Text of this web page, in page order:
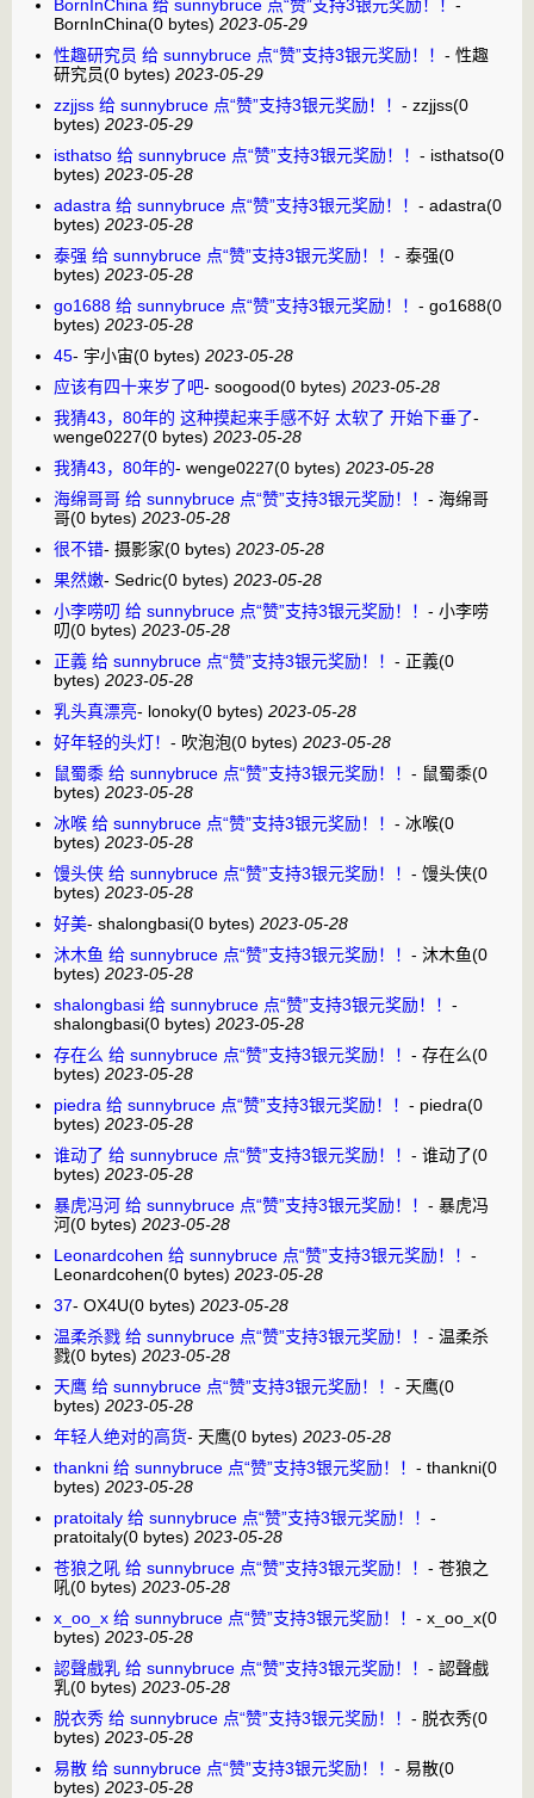
BornInChina 给 sunnybruce 点“赞”支持3银元奖励！！ -
BornInChina(0 bytes) 2023-05-29
性趣研究员 给 sunnybruce 点“赞”支持3银元奖励！！ - 性趣
研究员(0 bytes) 2023-05-29
zzjjss 给 sunnybruce 点“赞”支持3银元奖励！！ - zzjjss(0
bytes) 2023-05-29
isthatso 给 sunnybruce 点“赞”支持3银元奖励！！ - isthatso(0
bytes) 2023-05-28
adastra 给 sunnybruce 点“赞”支持3银元奖励！！ - adastra(0
bytes) 2023-05-28
泰强 给 sunnybruce 点“赞”支持3银元奖励！！ - 泰强(0
bytes) 2023-05-28
go1688 给 sunnybruce 点“赞”支持3银元奖励！！ - go1688(0
bytes) 2023-05-28
45- 宇小宙(0 bytes) 2023-05-28
应该有四十来岁了吧- soogood(0 bytes) 2023-05-28
我猜43，80年的 这种摸起来手感不好 太软了 开始下垂了-
wenge0227(0 bytes) 2023-05-28
我猜43，80年的- wenge0227(0 bytes) 2023-05-28
海绵哥哥 给 sunnybruce 点“赞”支持3银元奖励！！ - 海绵哥
哥(0 bytes) 2023-05-28
很不错- 摄影家(0 bytes) 2023-05-28
果然嫩- Sedric(0 bytes) 2023-05-28
小李唠叨 给 sunnybruce 点“赞”支持3银元奖励！！ - 小李唠
叨(0 bytes) 2023-05-28
正義 给 sunnybruce 点“赞”支持3银元奖励！！ - 正義(0
bytes) 2023-05-28
乳头真漂亮- lonoky(0 bytes) 2023-05-28
好年轻的头灯！ - 吹泡泡(0 bytes) 2023-05-28
鼠蜀黍 给 sunnybruce 点“赞”支持3银元奖励！！ - 鼠蜀黍(0
bytes) 2023-05-28
冰喉 给 sunnybruce 点“赞”支持3银元奖励！！ - 冰喉(0
bytes) 2023-05-28
馒头侠 给 sunnybruce 点“赞”支持3银元奖励！！ - 馒头侠(0
bytes) 2023-05-28
好美- shalongbasi(0 bytes) 2023-05-28
沐木鱼 给 sunnybruce 点“赞”支持3银元奖励！！ - 沐木鱼(0
bytes) 2023-05-28
shalongbasi 给 sunnybruce 点“赞”支持3银元奖励！！ -
shalongbasi(0 bytes) 2023-05-28
存在么 给 sunnybruce 点“赞”支持3银元奖励！！ - 存在么(0
bytes) 2023-05-28
piedra 给 sunnybruce 点“赞”支持3银元奖励！！ - piedra(0
bytes) 2023-05-28
谁动了 给 sunnybruce 点“赞”支持3银元奖励！！ - 谁动了(0
bytes) 2023-05-28
暴虎冯河 给 sunnybruce 点“赞”支持3银元奖励！！ - 暴虎冯
河(0 bytes) 2023-05-28
Leonardcohen 给 sunnybruce 点“赞”支持3银元奖励！！ -
Leonardcohen(0 bytes) 2023-05-28
37- OX4U(0 bytes) 2023-05-28
温柔杀戮 给 sunnybruce 点“赞”支持3银元奖励！！ - 温柔杀
戮(0 bytes) 2023-05-28
天鹰 给 sunnybruce 点“赞”支持3银元奖励！！ - 天鹰(0
bytes) 2023-05-28
年轻人绝对的高货- 天鹰(0 bytes) 2023-05-28
thankni 给 sunnybruce 点“赞”支持3银元奖励！！ - thankni(0
bytes) 2023-05-28
pratoitaly 给 sunnybruce 点“赞”支持3银元奖励！！ -
pratoitaly(0 bytes) 2023-05-28
苍狼之吼 给 sunnybruce 点“赞”支持3银元奖励！！ - 苍狼之
吼(0 bytes) 2023-05-28
x_oo_x 给 sunnybruce 点“赞”支持3银元奖励！！ - x_oo_x(0
bytes) 2023-05-28
認聲戲乳 给 sunnybruce 点“赞”支持3银元奖励！！ - 認聲戲
乳(0 bytes) 2023-05-28
脱衣秀 给 sunnybruce 点“赞”支持3银元奖励！！ - 脱衣秀(0
bytes) 2023-05-28
易散 给 sunnybruce 点“赞”支持3银元奖励！！ - 易散(0
bytes) 2023-05-28